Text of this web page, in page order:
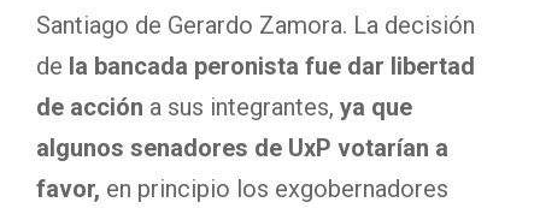
Santiago de Gerardo Zamora. La decisión
de la bancada peronista fue dar libertad
de acción a sus integrantes, ya que
algunos senadores de UxP votarían a
favor, en principio los exgobernadores